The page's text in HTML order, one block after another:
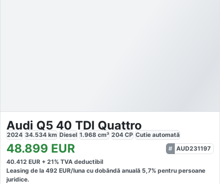
Audi Q5 40 TDI Quattro
2024 34.534 km Diesel 1.968 cm³ 204 CP Cutie automată
48.899 EUR
AUD231197
40.412 EUR + 21% TVA deductibil
Leasing de la 492 EUR/luna cu dobăndă anuală 5,7% pentru persoane
juridice.